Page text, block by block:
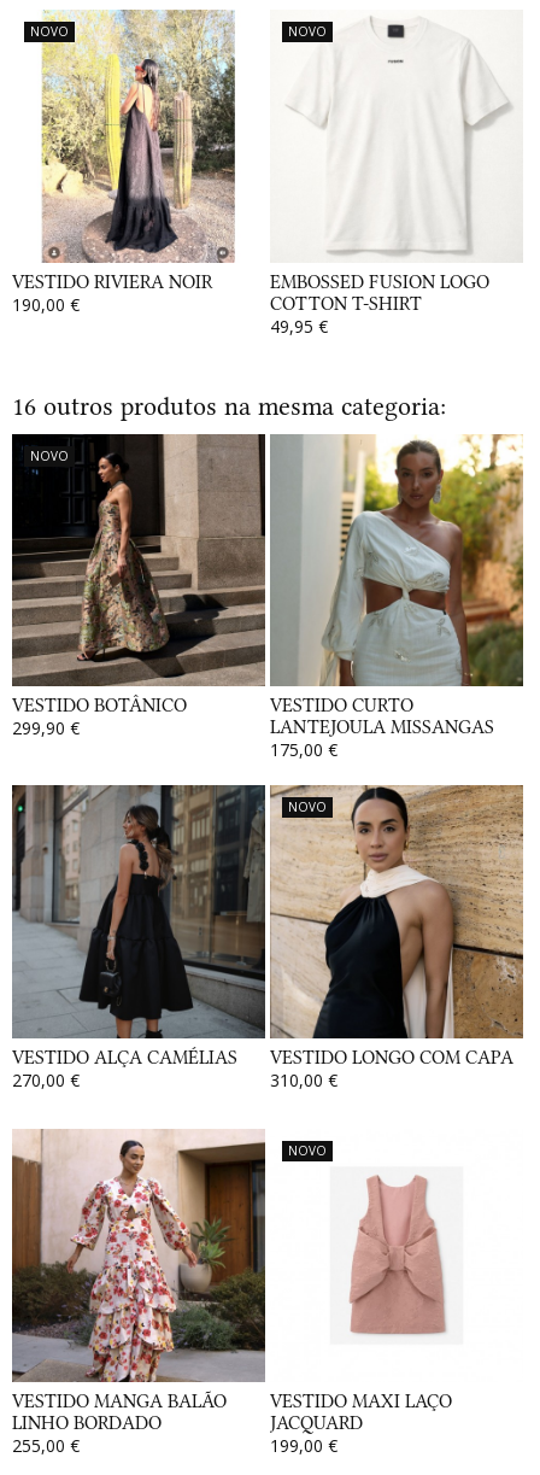
NOVO
VESTIDO RIVIERA NOIR
190,00 €
NOVO
EMBOSSED FUSION LOGO
COTTON T-SHIRT
49,95 €
16 outros produtos na mesma categoria:
NOVO
VESTIDO BOTÂNICO
299,90 €
VESTIDO CURTO
LANTEJOULA MISSANGAS
175,00 €
VESTIDO ALÇA CAMÉLIAS
270,00 €
NOVO
VESTIDO LONGO COM CAPA
310,00 €
VESTIDO MANGA BALÃO
LINHO BORDADO
255,00 €
NOVO
VESTIDO MAXI LAÇO
JACQUARD
199,00 €